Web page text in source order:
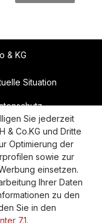
& KG
Situation
Einstellungen
Sie jederzeit
& Co.KG und Dritte
Optimierung der
sowie zur
einsetzen.
Ihrer Daten
zu den
Sie in den
7.1.